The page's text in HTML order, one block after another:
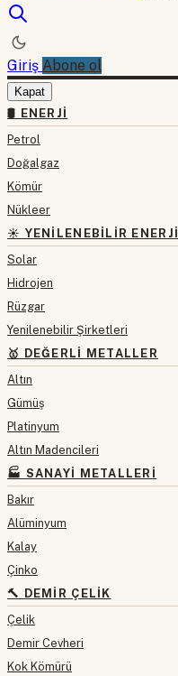
Giriş Abone ol
Kapat
🛢 ENERJI
Petrol
Doğalgaz
Kömür
Nükleer
☀️ YENILENEBILIR ENERJI
Solar
Hidrojen
Rüzgar
Yenilenebilir Şirketleri
🥇 DEĞERLI METALLER
Altın
Gümüş
Platinyum
Altın Madencileri
🏭 SANAYI METALLERI
Bakır
Alüminyum
Kalay
Çinko
🔨 DEMIR ÇELIK
Çelik
Demir Cevheri
Kok Kömürü